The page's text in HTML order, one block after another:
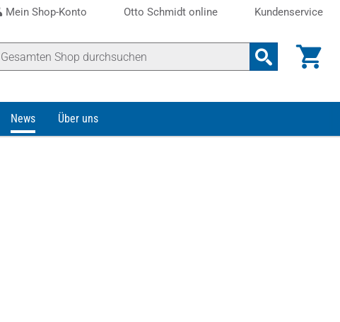
Mein Shop-Konto Otto Schmidt online Kundenservice
News Über uns